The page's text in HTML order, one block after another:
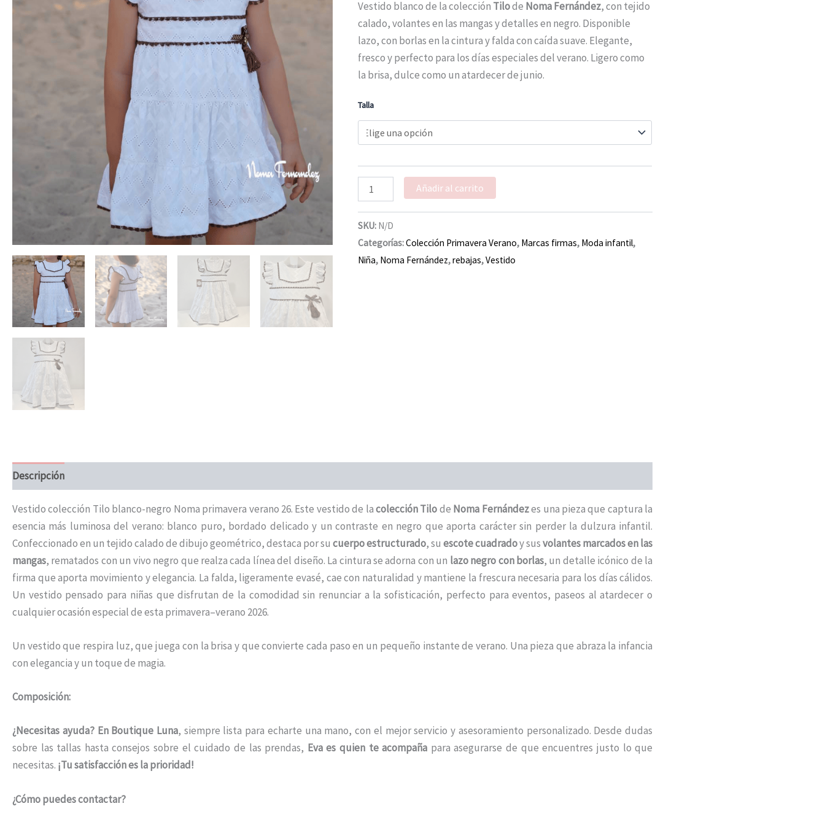
Vestido blanco de la colección Tilode Noma Fernández, con tejido
calado, volantes en las mangas y detalles en negro. Disponible
lazo, con borlas en la cintura y falda con caída suave. Elegante,
fresco y perfecto para los días especiales del verano. Ligero como
la brisa, dulce como un atardecer de junio.
Talla
primavera
26
cantidad
Añadir al carrito
SKU: N/D
Categorías:Colección Primavera Verano, Marcas firmas, Moda infantil,
Niña, Noma Fernández,rebajas,Vestido
Descripción
Vestido colección Tilo blanco-negro Noma primavera verano 26. Este vestido de lacolección Tilode Noma Fernándezes una pieza que captura la
esencia más luminosa del verano: blanco puro, bordado delicado y un contraste en negro que aporta carácter sin perder la dulzura infantil.
Confeccionado en un tejido calado de dibujo geométrico, destaca por sucuerpo estructurado, suescote cuadradoy susvolantes marcados en las
mangas, rematados con un vivo negro que realza cada línea del diseño. La cintura se adorna con un lazo negro con borlas, un detalle icónico de la
firma que aporta movimiento y elegancia. La falda, ligeramente evasé, cae con naturalidad y mantiene la frescura necesaria para los días cálidos.
Un vestido pensado para niñas que disfrutan de la comodidad sin renunciar a la sofisticación, perfecto para eventos, paseos al atardecer o
cualquier ocasión especial de esta primavera–verano 2026.
Un vestido que respira luz, que juega con la brisa y que convierte cada paso en un pequeño instante de verano. Una pieza que abraza la infancia
con elegancia y un toque de magia.
Composición:
¿Necesitas ayuda? En Boutique Luna, siempre lista para echarte una mano, con el mejor servicio y asesoramiento personalizado. Desde dudas
sobre las tallas hasta consejos sobre el cuidado de las prendas, Eva es quien te acompaña para asegurarse de que encuentres justo lo que
necesitas. ¡Tu satisfacción es la prioridad!
¿Cómo puedes contactar?